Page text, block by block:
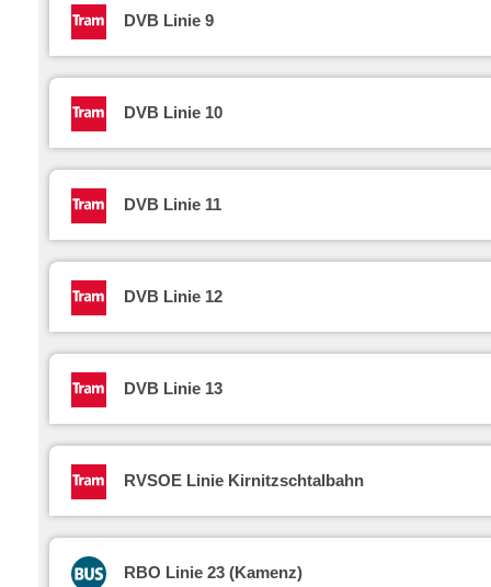
DVB Linie 9
DVB Linie 10
DVB Linie 11
DVB Linie 12
DVB Linie 13
RVSOE Linie Kirnitzschtalbahn
RBO Linie 23 (Kamenz)